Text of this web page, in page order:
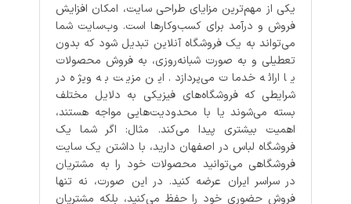
یکی از مهم‌ترین مزایای طراحی سایت، امکان افزایش
فروش و درآمد برای کسب‌وکارها است. وب‌سایت شما
می‌تواند به یک فروشگاه آنلاین تبدیل شود که بدون
تعطیلی و به صورت شبانه‌روزی، به فروش محصولات
یا ارائه خدمات می‌پردازد. این مزیت به ویژه در
شرایطی که فروشگاه‌های فیزیکی به دلایل مختلف
بسته می‌شوند یا با محدودیت‌هایی مواجه هستند،
اهمیت بیشتری پیدا می‌کند. مثال: اگر شما یک
فروشگاه لباس در اصفهان دارید، با داشتن یک سایت
فروشگاهی می‌توانید محصولات خود را به مشتریان
در سراسر ایران عرضه کنید. در این صورت، نه تنها
فروش حضوری خود را حفظ می‌کنید، بلکه مشتریان